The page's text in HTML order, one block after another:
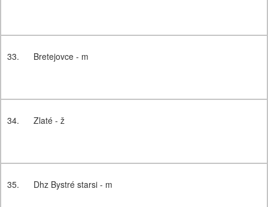
33. Bretejovce - m
34. Zlaté - ž
35. Dhz Bystré starsi - m